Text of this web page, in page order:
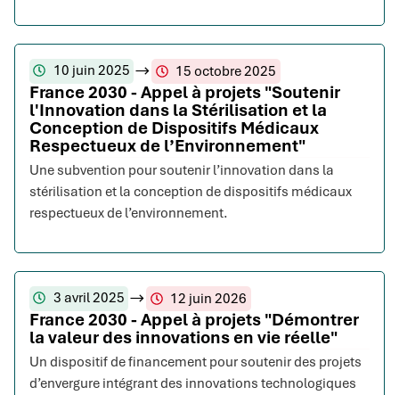
10 juin 2025 15 octobre 2025
France 2030 - Appel à projets "Soutenir
l'Innovation dans la Stérilisation et la
Conception de Dispositifs Médicaux
Respectueux de l’Environnement"
Une subvention pour soutenir l’innovation dans la
stérilisation et la conception de dispositifs médicaux
respectueux de l’environnement.
3 avril 2025 12 juin 2026
France 2030 - Appel à projets "Démontrer
la valeur des innovations en vie réelle"
Un dispositif de financement pour soutenir des projets
d’envergure intégrant des innovations technologiques